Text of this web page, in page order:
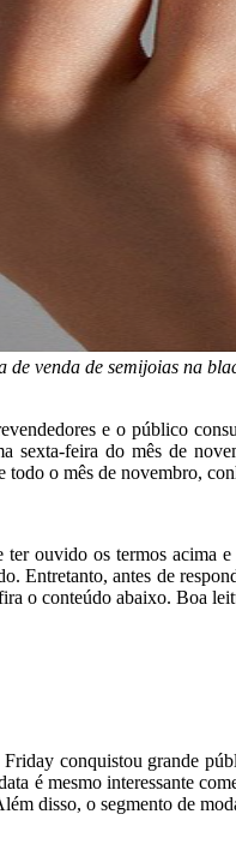
venda de semijoias na
e o público
sexta-feira do mês de
todo o mês de novembro,
ouvido os termos acima
Entretanto, antes de
o conteúdo abaixo. Boa
conquistou grande
é mesmo interessante
disso, o segmento de